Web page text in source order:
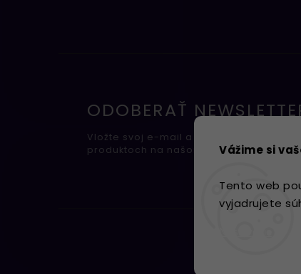
Vážime si
Tento web
vyjadrujete
ODOBERAŤ
Vložte svoj e-mail a my Vám budeme
produktoch na našom e-shope.